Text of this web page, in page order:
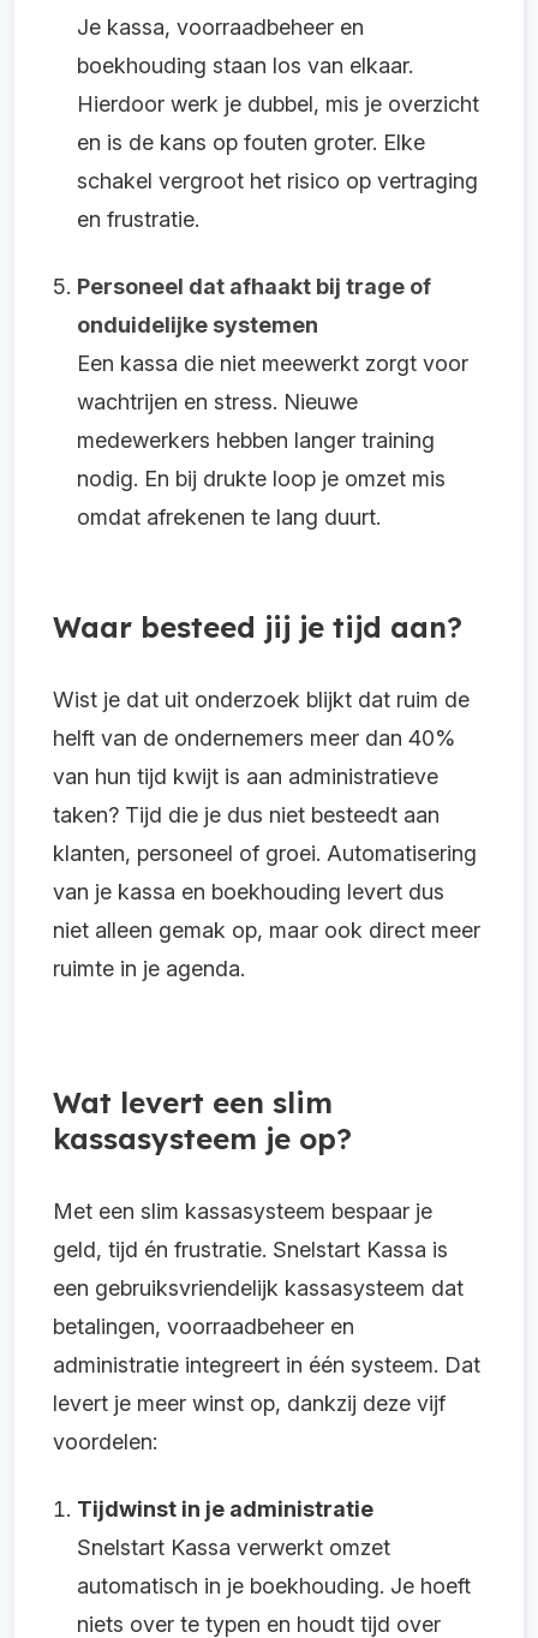
Je kassa, voorraadbeheer en
boekhouding staan los van elkaar.
Hierdoor werk je dubbel, mis je overzicht
en is de kans op fouten groter. Elke
schakel vergroot het risico op vertraging
en frustratie.
Personeel dat afhaakt bij trage of
onduidelijke systemen
Een kassa die niet meewerkt zorgt voor
wachtrijen en stress. Nieuwe
medewerkers hebben langer training
nodig. En bij drukte loop je omzet mis
omdat afrekenen te lang duurt.
Waar besteed jij je tijd aan?
Wist je dat uit onderzoek blijkt dat ruim de
helft van de ondernemers meer dan 40%
van hun tijd kwijt is aan administratieve
taken? Tijd die je dus niet besteedt aan
klanten, personeel of groei. Automatisering
van je kassa en boekhouding levert dus
niet alleen gemak op, maar ook direct meer
ruimte in je agenda.
Wat levert een slim
kassasysteem je op?
Met een slim kassasysteem bespaar je
geld, tijd én frustratie. Snelstart Kassa is
een gebruiksvriendelijk kassasysteem dat
betalingen, voorraadbeheer en
administratie integreert in één systeem. Dat
levert je meer winst op, dankzij deze vijf
voordelen:
Tijdwinst in je administratie
Snelstart Kassa verwerkt omzet
automatisch in je boekhouding. Je hoeft
niets over te typen en houdt tijd over